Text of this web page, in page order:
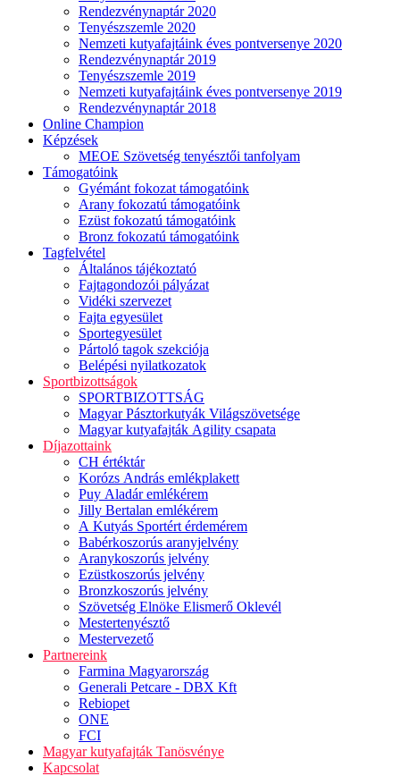
Rendezvénynaptár 2020
Tenyészszemle 2020
Nemzeti kutyafajtáink éves pontversenye 2020
Rendezvénynaptár 2019
Tenyészszemle 2019
Nemzeti kutyafajtáink éves pontversenye 2019
Rendezvénynaptár 2018
Online Champion
Képzések
MEOE Szövetség tenyésztői tanfolyam
Támogatóink
Gyémánt fokozat támogatóink
Arany fokozatú támogatóink
Ezüst fokozatú támogatóink
Bronz fokozatú támogatóink
Tagfelvétel
Általános tájékoztató
Fajtagondozói pályázat
Vidéki szervezet
Fajta egyesület
Sportegyesület
Pártoló tagok szekciója
Belépési nyilatkozatok
Sportbizottságok
SPORTBIZOTTSÁG
Magyar Pásztorkutyák Világszövetsége
Magyar kutyafajták Agility csapata
Díjazottaink
CH értéktár
Korózs András emlékplakett
Puy Aladár emlékérem
Jilly Bertalan emlékérem
A Kutyás Sportért érdemérem
Babérkoszorús aranyjelvény
Aranykoszorús jelvény
Ezüstkoszorús jelvény
Bronzkoszorús jelvény
Szövetség Elnöke Elismerő Oklevél
Mestertenyésztő
Mestervezető
Partnereink
Farmina Magyarország
Generali Petcare - DBX Kft
Rebiopet
ONE
FCI
Magyar kutyafajták Tanösvénye
Kapcsolat